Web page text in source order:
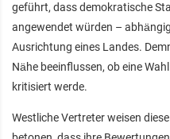
geführt, dass demokratische
angewendet würden –
Ausrichtung eines Landes.
Nähe beeinflussen, ob eine
kritisiert werde.
Westliche Vertreter weisen